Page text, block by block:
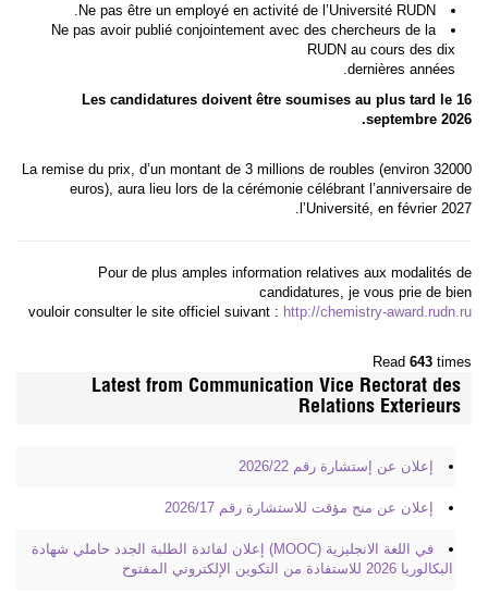
Ne pas être un employé en activité de l’Université RUDN.
Ne pas avoir publié conjointement avec des chercheurs de la
RUDN au cours des dix
dernières années.
Les candidatures doivent être soumises au plus tard le 16
septembre 2026.
La remise du prix, d’un montant de 3 millions de roubles (environ 32000
euros), aura lieu lors de la cérémonie célébrant l’anniversaire de
l’Université, en février 2027.
Pour de plus amples information relatives aux modalités de
candidatures, je vous prie de bien
vouloir consulter le site officiel suivant : http://chemistry-award.rudn.ru
Read 643 times
Latest from Communication Vice Rectorat des
Relations Exterieurs
إعلان عن إستشارة رقم 2026/22
إعلان عن منح مؤقت للاستشارة رقم 2026/17
في اللغة الانجليزية (MOOC) إعلان لفائدة الطلبة الجدد حاملي شهادة
البكالوريا 2026 للاستفادة من التكوين الإلكتروني المفتوح